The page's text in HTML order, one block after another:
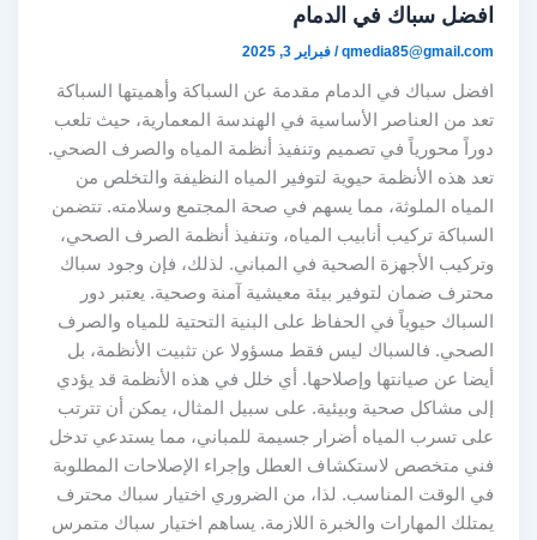
افضل سباك في الدمام
qmedia85@gmail.com
/فبراير 3, 2025
افضل سباك في الدمام مقدمة عن السباكة وأهميتها السباكة
تعد من العناصر الأساسية في الهندسة المعمارية، حيث تلعب
دوراً محورياً في تصميم وتنفيذ أنظمة المياه والصرف الصحي.
تعد هذه الأنظمة حيوية لتوفير المياه النظيفة والتخلص من
المياه الملوثة، مما يسهم في صحة المجتمع وسلامته. تتضمن
السباكة تركيب أنابيب المياه، وتنفيذ أنظمة الصرف الصحي،
وتركيب الأجهزة الصحية في المباني. لذلك، فإن وجود سباك
محترف ضمان لتوفير بيئة معيشية آمنة وصحية. يعتبر دور
السباك حيوياً في الحفاظ على البنية التحتية للمياه والصرف
الصحي. فالسباك ليس فقط مسؤولا عن تثبيت الأنظمة، بل
أيضا عن صيانتها وإصلاحها. أي خلل في هذه الأنظمة قد يؤدي
إلى مشاكل صحية وبيئية. على سبيل المثال، يمكن أن تترتب
على تسرب المياه أضرار جسيمة للمباني، مما يستدعي تدخل
فني متخصص لاستكشاف العطل وإجراء الإصلاحات المطلوبة
في الوقت المناسب. لذا، من الضروري اختيار سباك محترف
يمتلك المهارات والخبرة اللازمة. يساهم اختيار سباك متمرس